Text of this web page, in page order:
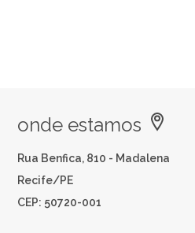
onde estamos
Rua Benfica, 810 - Madalena
Recife/PE
CEP: 50720-001